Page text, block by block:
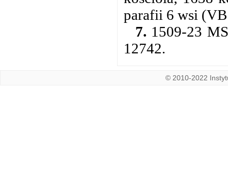
parafii 6 wsi
7. 1509-23
12742.
© 2010-2022